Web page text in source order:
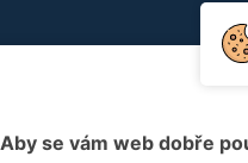
Aby se vám web dobře